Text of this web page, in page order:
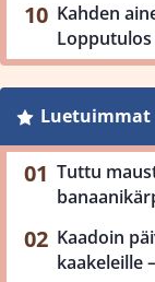
Kahden
Luetuimmat
Tuttu
Kaadoin
kaakeleille